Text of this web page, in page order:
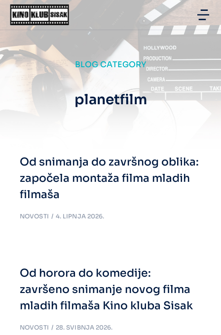
BLOG CATEGORY
planetfilm
Od snimanja do završnog oblika:
započela montaža filma mladih
filmaša
NOVOSTI 4. LIPNJA 2026.
Od horora do komedije:
završeno snimanje novog filma
mladih filmaša Kino kluba Sisak
NOVOSTI 28. SVIBNJA 2026.